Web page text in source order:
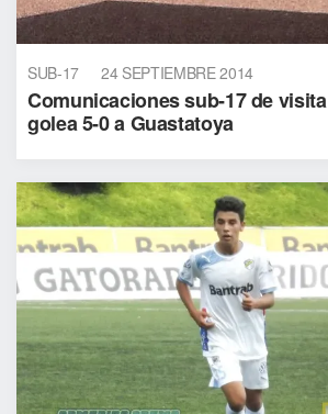
SUB-17 24 SEPTIEMBRE 2014
Comunicaciones sub-17 de visita
golea 5-0 a Guastatoya